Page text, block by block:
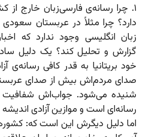
۱. چرا رسانه‌ی فارسی‌زبان خارج
دارد؟ چرا مثلاً در عربستان سعودی
زبان انگلیسی وجود ندارد که
گزارش و تحلیل کند؟ یک دلیل
خود بریتانیا به قدر کافی رسانه‌ی
صدای مردم‌اش بیش از صدای
شنیده می‌شود. جواب‌اش شفافیت
رسانه‌ای است و موازین آزادی اندیشه
اما دلیل دیگرش این است که: